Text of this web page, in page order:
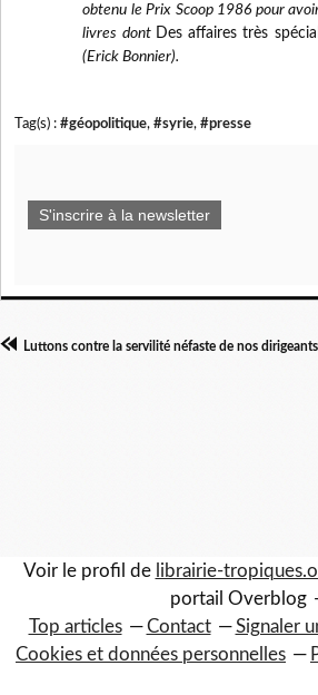
obtenu le Prix Scoop 1986 pour
livres dont Des affaires très
(Erick Bonnier).
Tag(s) : #géopolitique, #syrie, #presse
S'inscrire à la newsletter
Voir le profil de librairie-
portail Overblog
Top articles
Contact Signaler
Cookies et données personnelles